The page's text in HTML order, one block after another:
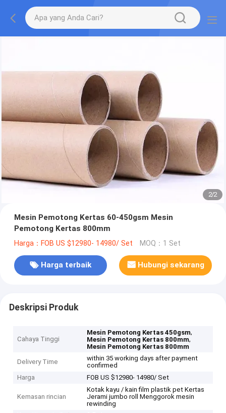
2/2
Mesin Pemotong Kertas 60-450gsm Mesin
Pemotong Kertas 800mm
Harga：FOB US $12980- 14980/ Set MOQ：1 Set
Harga terbaik Hubungi sekarang
Deskripsi Produk
Cahaya Tinggi
Mesin Pemotong Kertas 450gsm,
Mesin Pemotong Kertas 800mm,
Mesin Pemotong Kertas 800mm
Delivery Time
within 35 working days after payment
confirmed
Harga
FOB US $12980- 14980/ Set
Kemasan rincian
Kotak kayu / kain film plastik pet Kertas
Jerami jumbo roll Menggorok mesin
rewinding